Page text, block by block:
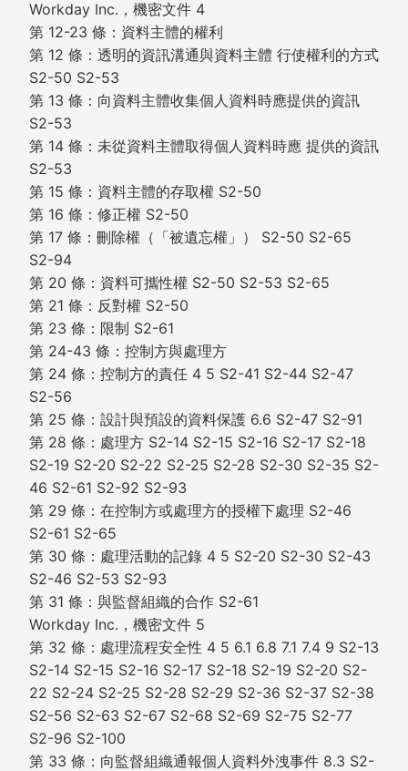
Workday Inc.，機密文件 4
第 12-23 條：資料主體的權利
第 12 條：透明的資訊溝通與資料主體 行使權利的方式
S2-50 S2-53
第 13 條：向資料主體收集個人資料時應提供的資訊
S2-53
第 14 條：未從資料主體取得個人資料時應 提供的資訊
S2-53
第 15 條：資料主體的存取權 S2-50
第 16 條：修正權 S2-50
第 17 條：刪除權（「被遺忘權」） S2-50 S2-65
S2-94
第 20 條：資料可攜性權 S2-50 S2-53 S2-65
第 21 條：反對權 S2-50
第 23 條：限制 S2-61
第 24-43 條：控制方與處理方
第 24 條：控制方的責任 4 5 S2-41 S2-44 S2-47
S2-56
第 25 條：設計與預設的資料保護 6.6 S2-47 S2-91
第 28 條：處理方 S2-14 S2-15 S2-16 S2-17 S2-18
S2-19 S2-20 S2-22 S2-25 S2-28 S2-30 S2-35 S2-
46 S2-61 S2-92 S2-93
第 29 條：在控制方或處理方的授權下處理 S2-46
S2-61 S2-65
第 30 條：處理活動的記錄 4 5 S2-20 S2-30 S2-43
S2-46 S2-53 S2-93
第 31 條：與監督組織的合作 S2-61
Workday Inc.，機密文件 5
第 32 條：處理流程安全性 4 5 6.1 6.8 7.1 7.4 9 S2-13
S2-14 S2-15 S2-16 S2-17 S2-18 S2-19 S2-20 S2-
22 S2-24 S2-25 S2-28 S2-29 S2-36 S2-37 S2-38
S2-56 S2-63 S2-67 S2-68 S2-69 S2-75 S2-77
S2-96 S2-100
第 33 條：向監督組織通報個人資料外洩事件 8.3 S2-